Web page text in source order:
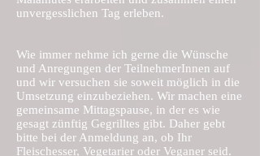
unvergesslichen Tag erleben.
Wie immer nehme ich gerne die Wünsche
und Anregungen der TeilnehmerInnen auf
und wir versuchen sie soweit möglich in die
Umsetzung einzubeziehen. Wir machen eine
gemeinsame Mittagspause, in der es wie
gesagt zünftig Gegrilltes gibt. Daher gebt
bitte bei der Anmeldung an, ob Ihr
Fleischesser, Vegetarier oder Veganer seid.